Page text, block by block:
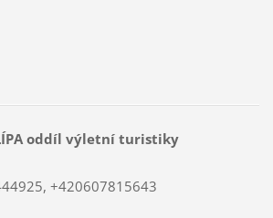
LÍPA oddíl výletní turistiky
+420607815643